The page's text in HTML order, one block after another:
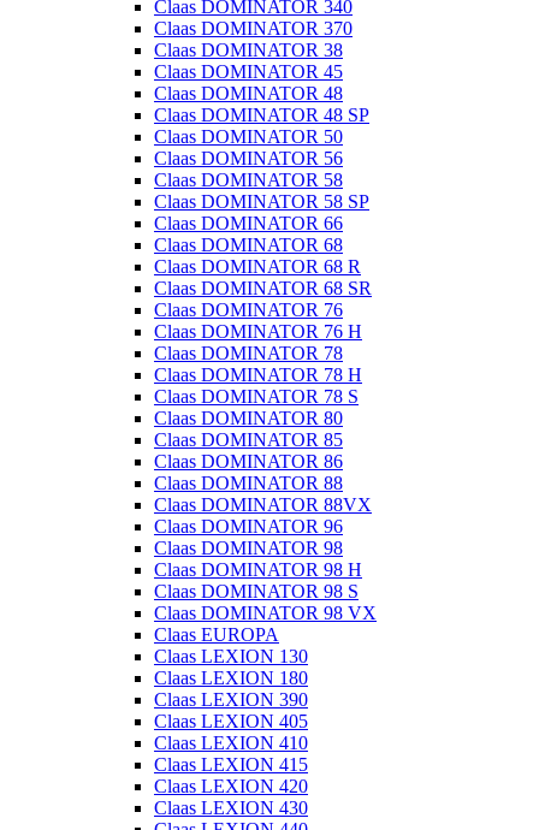
Claas DOMINATOR 340
Claas DOMINATOR 370
Claas DOMINATOR 38
Claas DOMINATOR 45
Claas DOMINATOR 48
Claas DOMINATOR 48 SP
Claas DOMINATOR 50
Claas DOMINATOR 56
Claas DOMINATOR 58
Claas DOMINATOR 58 SP
Claas DOMINATOR 66
Claas DOMINATOR 68
Claas DOMINATOR 68 R
Claas DOMINATOR 68 SR
Claas DOMINATOR 76
Claas DOMINATOR 76 H
Claas DOMINATOR 78
Claas DOMINATOR 78 H
Claas DOMINATOR 78 S
Claas DOMINATOR 80
Claas DOMINATOR 85
Claas DOMINATOR 86
Claas DOMINATOR 88
Claas DOMINATOR 88VX
Claas DOMINATOR 96
Claas DOMINATOR 98
Claas DOMINATOR 98 H
Claas DOMINATOR 98 S
Claas DOMINATOR 98 VX
Claas EUROPA
Claas LEXION 130
Claas LEXION 180
Claas LEXION 390
Claas LEXION 405
Claas LEXION 410
Claas LEXION 415
Claas LEXION 420
Claas LEXION 430